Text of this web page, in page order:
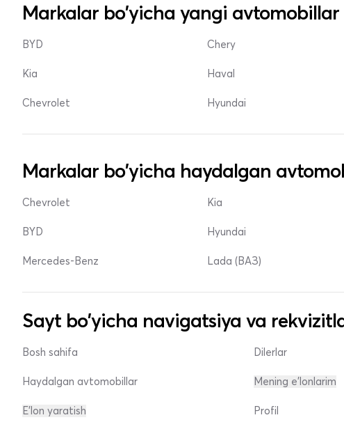
Markalar bo'yicha yangi avtomobillar
BYD
Kia
Chevrolet
Chery
Haval
Hyundai
Markalar bo'yicha haydalgan
Chevrolet
BYD
Mercedes-Benz
Kia
Hyundai
Lada (ВАЗ)
Sayt bo'yicha navigatsiya va
Bosh sahifa
Haydalgan avtomobillar
E'lon yaratish
Dilerlar
Mening e'lonlarim
Profil